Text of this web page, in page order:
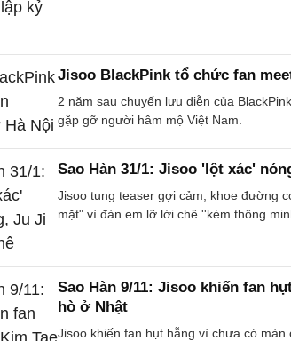
Jisoo BlackPink tổ chức fan
2 năm sau chuyến lưu diễn của
gặp gỡ người hâm mộ Việt Nam.
Sao Hàn 31/1: Jisoo 'lột xác'
Jisoo tung teaser gợi cảm, khoe đường
mặt" vì đàn em lỡ lời chê ''kém thông
Sao Hàn 9/11: Jisoo khiến fan
hò ở Nhật
Jisoo khiến fan hụt hẫng vì chưa có